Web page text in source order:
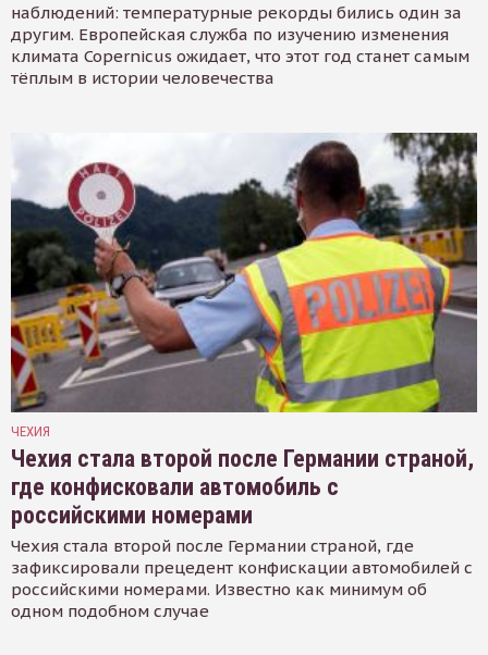
наблюдений: температурные рекорды бились один за
другим. Европейская служба по изучению изменения
климата Copernicus ожидает, что этот год станет самым
тёплым в истории человечества
ЧЕХИЯ
Чехия стала второй после Германии страной,
где конфисковали автомобиль с
российскими номерами
Чехия стала второй после Германии страной, где
зафиксировали прецедент конфискации автомобилей с
российскими номерами. Известно как минимум об
одном подобном случае